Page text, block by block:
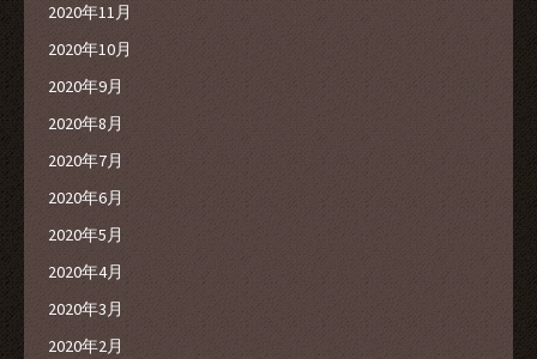
2020年11月
2020年10月
2020年9月
2020年8月
2020年7月
2020年6月
2020年5月
2020年4月
2020年3月
2020年2月